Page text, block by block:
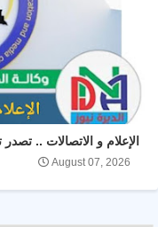
الإعلام و الاتصالات ..
August 07, 2026